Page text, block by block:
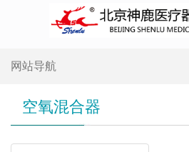
网站导航
空氧混合器